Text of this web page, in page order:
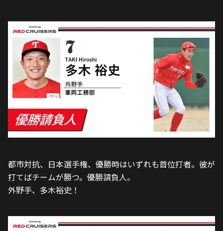
都市対抗、日本選手権、優勝時はいずれも首位打者。彼が
打てばチームが勝つ。優勝請負人。
外野手、多木裕史！